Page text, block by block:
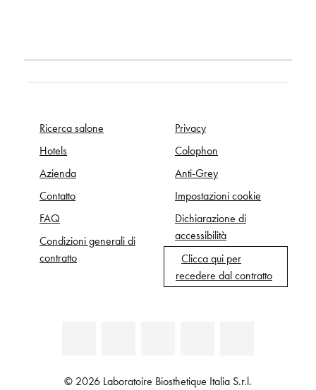
Ricerca salone
Hotels
Azienda
Contatto
FAQ
Condizioni generali di
contratto
Privacy
Colophon
Anti-Grey
Impostazioni cookie
Dichiarazione di
accessibilità
Clicca qui per
recedere dal contratto
© 2026 Laboratoire Biosthetique Italia S.r.l.